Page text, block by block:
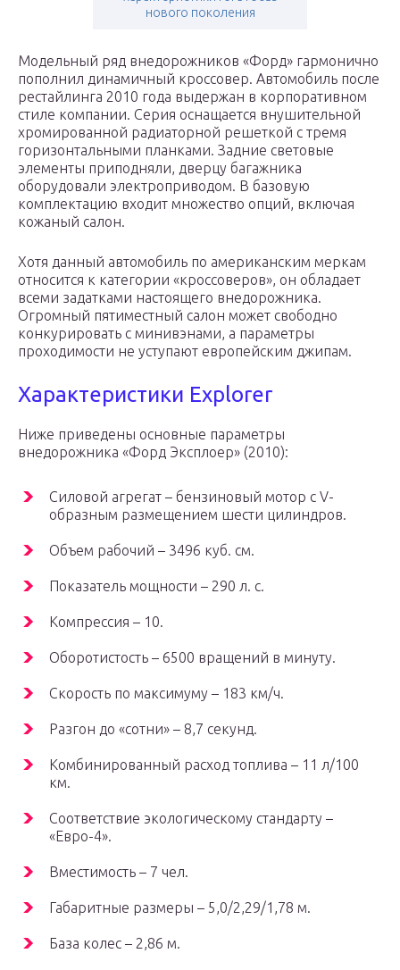
нового поколения
Модельный ряд внедорожников «Форд» гармонично
пополнил динамичный кроссовер. Автомобиль после
рестайлинга 2010 года выдержан в корпоративном
стиле компании. Серия оснащается внушительной
хромированной радиаторной решеткой с тремя
горизонтальными планками. Задние световые
элементы приподняли, дверцу багажника
оборудовали электроприводом. В базовую
комплектацию входит множество опций, включая
кожаный салон.
Хотя данный автомобиль по американским меркам
относится к категории «кроссоверов», он обладает
всеми задатками настоящего внедорожника.
Огромный пятиместный салон может свободно
конкурировать с минивэнами, а параметры
проходимости не уступают европейским джипам.
Характеристики Explorer
Ниже приведены основные параметры
внедорожника «Форд Эксплоер» (2010):
Силовой агрегат – бензиновый мотор с V-
образным размещением шести цилиндров.
Объем рабочий – 3496 куб. см.
Показатель мощности – 290 л. с.
Компрессия – 10.
Оборотистость – 6500 вращений в минуту.
Скорость по максимуму – 183 км/ч.
Разгон до «сотни» – 8,7 секунд.
Комбинированный расход топлива – 11 л/100
км.
Соответствие экологическому стандарту –
«Евро-4».
Вместимость – 7 чел.
Габаритные размеры – 5,0/2,29/1,78 м.
База колес – 2,86 м.